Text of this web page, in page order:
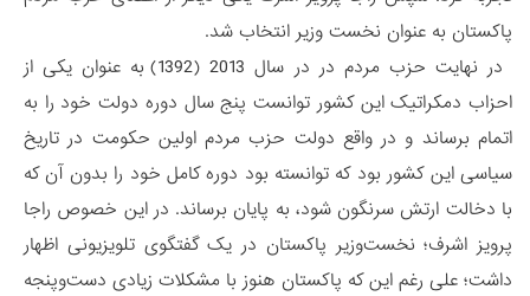
پاکستان به عنوان نخست وزیر انتخاب شد.
در نهایت حزب مردم در در سال 2013 (1392) به عنوان یکی از
احزاب دمکراتیک این کشور توانست پنج سال دوره دولت خود را به
اتمام برساند و در واقع دولت حزب مردم اولین حکومت در تاریخ
سیاسی این کشور بود که توانسته بود دوره کامل خود را بدون آن که
با دخالت ارتش سرنگون شود، به پایان برساند. در این خصوص راجا
پرویز اشرف؛ نخست‌وزیر پاکستان در یک گفتگوی تلویزیونی اظهار
داشت؛ علی رغم این که پاکستان هنوز با مشکلات زیادی دست‌وپنجه